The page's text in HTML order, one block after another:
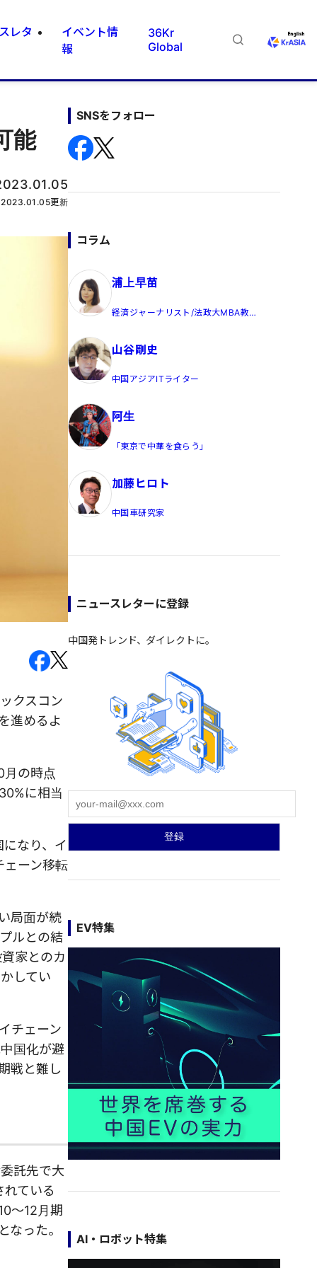
レタ
イベント情
報
36Kr
Global
能
2023.01.05更新
クスコン
進めるよ
月の時点
に相当
なり、イ
ェーン移転
局面が続
ルとの結
家とのカ
してい
チェーン
国化が避
戦と難し
託先で大
ている
～12月期
った。
SNSをフォロー
コラム
浦上早苗
経済ジャーナリスト/法政大MBA教
山谷剛史
中国アジアITライター
阿生
「東京で中華を食らう」
加藤ヒロト
中国車研究家
ニュースレターに登録
中国発トレンド、ダイレクトに。
EV特集
AI・ロボット特集